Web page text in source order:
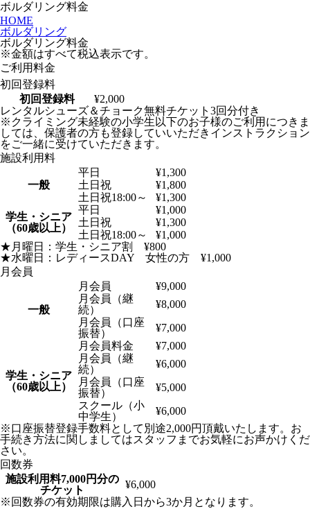
ボルダリング料金
HOME
ボルダリング
ボルダリング料金
※金額はすべて税込表示です。
ご利用料金
初回登録料
初回登録料
¥2,000
レンタルシューズ＆チョーク無料チケット3回分付き
※クライミング未経験の小学生以下のお子様のご利用につきま
しては、保護者の方も登録していいただきインストラクション
をご一緒に受けていただきます。
施設利用料
一般
平日
¥1,300
土日祝
¥1,800
土日祝18:00～
¥1,300
学生・シニア
（60歳以上）
平日
¥1,000
土日祝
¥1,300
土日祝18:00～
¥1,000
★月曜日：学生・シニア割 ¥800
★水曜日：レディースDAY 女性の方 ¥1,000
月会員
一般
月会員
¥9,000
月会員（継
続）
¥8,000
月会員（口座
振替）
¥7,000
学生・シニア
（60歳以上）
月会員料金
¥7,000
月会員（継
続）
¥6,000
月会員（口座
振替）
¥5,000
スクール（小
中学生）
¥6,000
※口座振替登録手数料として別途2,000円頂戴いたします。お
手続き方法に関しましてはスタッフまでお気軽にお声かけくだ
さい。
回数券
施設利用料7,000円分の
チケット
¥6,000
※回数券の有効期限は購入日から3か月となります。